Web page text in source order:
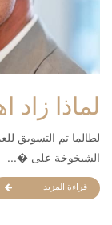
لماذا زاد
لطالما تم التسويق
الشيخوخة على �...
قراءة المزيد